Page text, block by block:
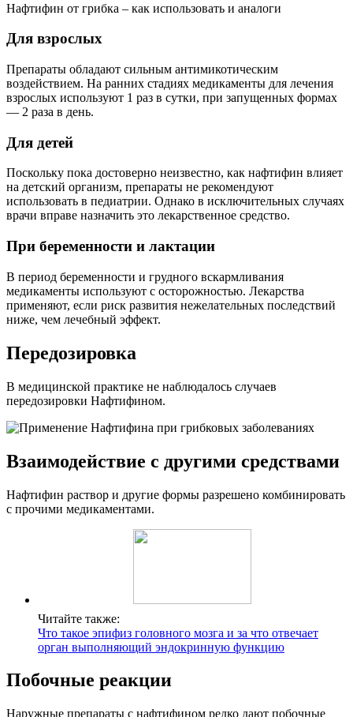
Нафтифин от грибка – как использовать и аналоги
Для взрослых
Препараты обладают сильным антимикотическим
воздействием. На ранних стадиях медикаменты для лечения
взрослых используют 1 раз в сутки, при запущенных формах
— 2 раза в день.
Для детей
Поскольку пока достоверно неизвестно, как нафтифин влияет
на детский организм, препараты не рекомендуют
использовать в педиатрии. Однако в исключительных случаях
врачи вправе назначить это лекарственное средство.
При беременности и лактации
В период беременности и грудного вскармливания
медикаменты используют с осторожностью. Лекарства
применяют, если риск развития нежелательных последствий
ниже, чем лечебный эффект.
Передозировка
В медицинской практике не наблюдалось случаев
передозировки Нафтифином.
Взаимодействие с другими средствами
Нафтифин раствор и другие формы разрешено комбинировать
с прочими медикаментами.
Читайте также:
Что такое эпифиз головного мозга и за что отвечает
орган выполняющий эндокринную функцию
Побочные реакции
Наружные препараты с нафтифином редко дают побочные